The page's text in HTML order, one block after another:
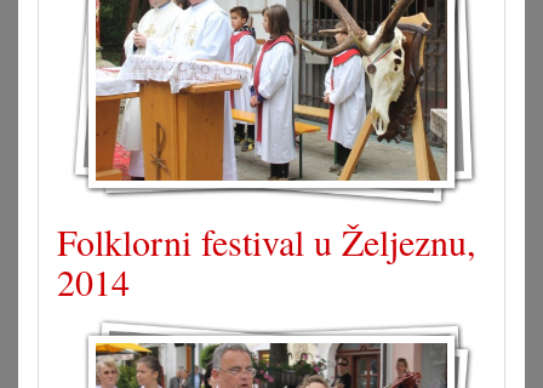
Folklorni festival u Željeznu,
2014